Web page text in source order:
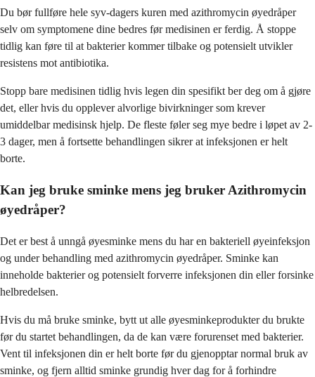
Du bør fullføre hele syv-dagers kuren med azithromycin øyedråper
selv om symptomene dine bedres før medisinen er ferdig. Å stoppe
tidlig kan føre til at bakterier kommer tilbake og potensielt utvikler
resistens mot antibiotika.
Stopp bare medisinen tidlig hvis legen din spesifikt ber deg om å gjøre
det, eller hvis du opplever alvorlige bivirkninger som krever
umiddelbar medisinsk hjelp. De fleste føler seg mye bedre i løpet av 2-
3 dager, men å fortsette behandlingen sikrer at infeksjonen er helt
borte.
Kan jeg bruke sminke mens jeg bruker Azithromycin
øyedråper?
Det er best å unngå øyesminke mens du har en bakteriell øyeinfeksjon
og under behandling med azithromycin øyedråper. Sminke kan
inneholde bakterier og potensielt forverre infeksjonen din eller forsinke
helbredelsen.
Hvis du må bruke sminke, bytt ut alle øyesminkeprodukter du brukte
før du startet behandlingen, da de kan være forurenset med bakterier.
Vent til infeksjonen din er helt borte før du gjenopptar normal bruk av
sminke, og fjern alltid sminke grundig hver dag for å forhindre